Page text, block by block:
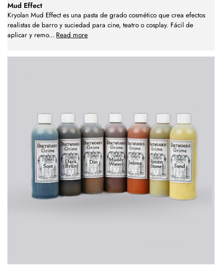
Mud Effect
Kryolan Mud Effect es una pasta de grado cosmético que crea efectos
realistas de barro y suciedad para cine, teatro o cosplay. Fácil de
aplicar y remo... Read more